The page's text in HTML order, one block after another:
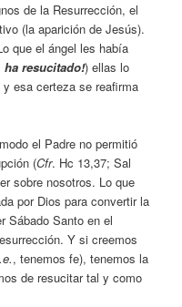
de la Resurrección, el
(la aparición de Jesús).
que el ángel les había
ha resucitado!) ellas lo
esa certeza se reafirma
el Padre no permitió
(Cfr. Hc 13,37; Sal
sobre nosotros. Lo que
por Dios para convertir la
Sábado Santo en el
Y si creemos
, tenemos fe), tenemos la
de resucitar tal y como